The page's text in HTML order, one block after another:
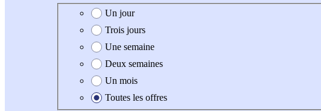
Date de création de l'offre
Un jour
Trois jours
Une semaine
Deux semaines
Un mois
Toutes les offres